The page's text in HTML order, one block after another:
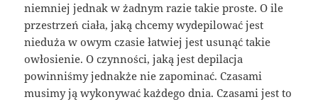
niemniej jednak w żadnym razie takie proste. O ile
przestrzeń ciała, jaką chcemy wydepilować jest
nieduża w owym czasie łatwiej jest usunąć takie
owłosienie. O czynności, jaką jest depilacja
powinniśmy jednakże nie zapominać. Czasami
musimy ją wykonywać każdego dnia. Czasami jest to